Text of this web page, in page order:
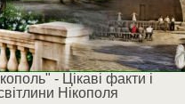
- Цікаві факти і
Нікополя